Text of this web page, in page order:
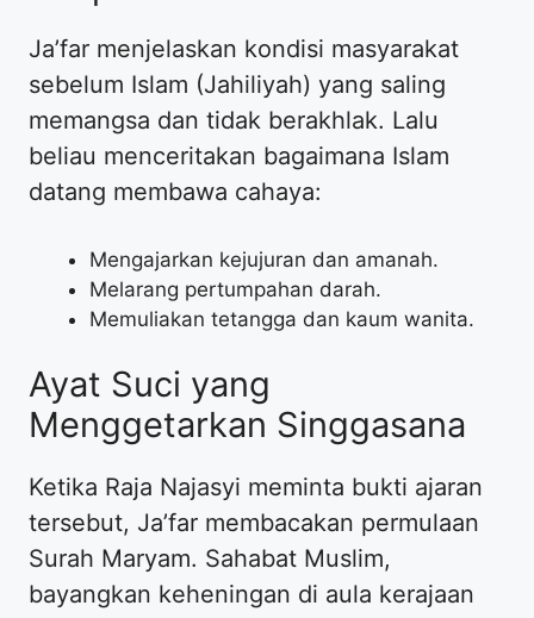
​Ja’far menjelaskan kondisi masyarakat
sebelum Islam (Jahiliyah) yang saling
memangsa dan tidak berakhlak. Lalu
beliau menceritakan bagaimana Islam
datang membawa cahaya:
​Mengajarkan kejujuran dan amanah.
​Melarang pertumpahan darah.
​Memuliakan tetangga dan kaum wanita.
​Ayat Suci yang
Menggetarkan Singgasana
​Ketika Raja Najasyi meminta bukti ajaran
tersebut, Ja’far membacakan permulaan
Surah Maryam. Sahabat Muslim,
bayangkan keheningan di aula kerajaan